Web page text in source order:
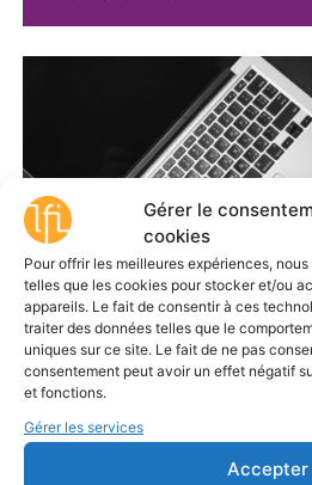
Gérer le
cookies
Pour offrir les meilleures expériences,
telles que les cookies pour stocker et/ou
appareils. Le fait de consentir à ces
traiter des données telles que le
uniques sur ce site. Le fait de ne pas
consentement peut avoir un effet négatif
et fonctions.
Gérer les services
Accepter
S'INSPIRER
Fiche métier :
Fiche sur la profession
d’audiodescripteur·rice.